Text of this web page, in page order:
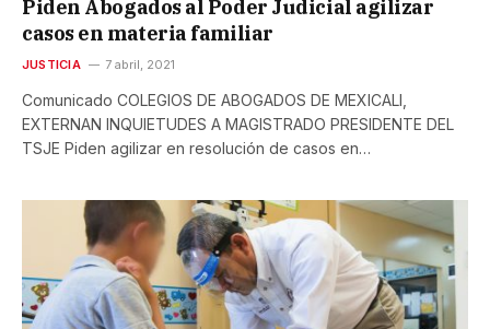
Piden Abogados al Poder Judicial agilizar
casos en materia familiar
JUSTICIA 7 abril, 2021
Comunicado COLEGIOS DE ABOGADOS DE MEXICALI,
EXTERNAN INQUIETUDES A MAGISTRADO PRESIDENTE DEL
TSJE Piden agilizar en resolución de casos en…